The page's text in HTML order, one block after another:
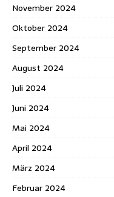
November 2024
Oktober 2024
September 2024
August 2024
Juli 2024
Juni 2024
Mai 2024
April 2024
März 2024
Februar 2024